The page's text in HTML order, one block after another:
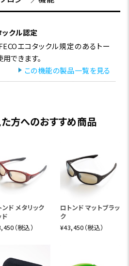
クル認定
エコタックル規定のあるトー
できます。
この機能の製品一覧を見る
方へのおすすめ商品
ンド メタリック
ド
（税込）
ロトンド マットブラッ
ク
¥43,450（税込）